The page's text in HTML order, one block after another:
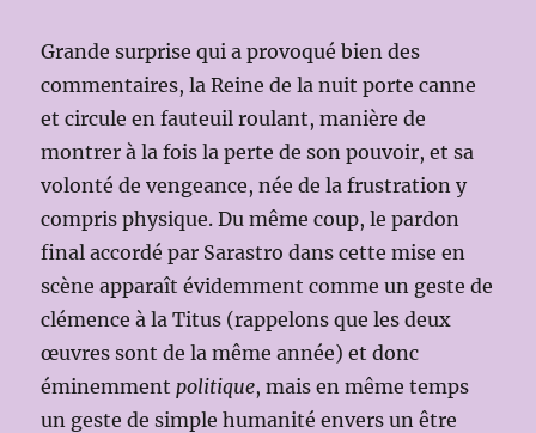
Grande surprise qui a provoqué bien des
commentaires, la Reine de la nuit porte canne
et circule en fauteuil roulant, manière de
montrer à la fois la perte de son pouvoir, et sa
volonté de vengeance, née de la frustration y
compris physique. Du même coup, le pardon
final accordé par Sarastro dans cette mise en
scène apparaît évidemment comme un geste de
clémence à la Titus (rappelons que les deux
œuvres sont de la même année) et donc
éminemment politique, mais en même temps
un geste de simple humanité envers un être